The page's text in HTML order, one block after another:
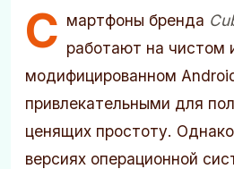
С мартфоны бренда
работают на чистом
модифицированном
привлекательными для
ценящих простоту.
версиях операционной